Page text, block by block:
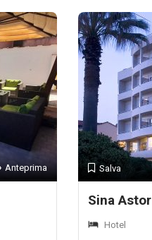
Anteprima Salva
Sina Astor
Hotel